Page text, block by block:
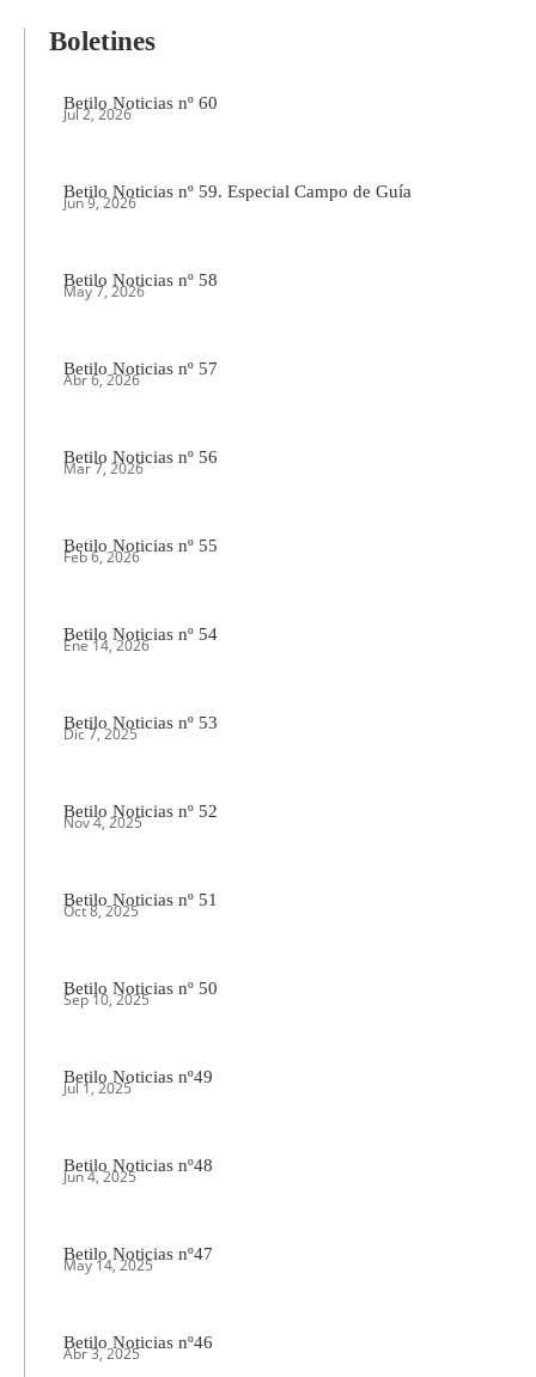
Boletines
Betilo Noticias nº 60
Jul 2, 2026
Betilo Noticias nº 59. Especial Campo de Guía
Jun 9, 2026
Betilo Noticias nº 58
May 7, 2026
Betilo Noticias nº 57
Abr 6, 2026
Betilo Noticias nº 56
Mar 7, 2026
Betilo Noticias nº 55
Feb 6, 2026
Betilo Noticias nº 54
Ene 14, 2026
Betilo Noticias nº 53
Dic 7, 2025
Betilo Noticias nº 52
Nov 4, 2025
Betilo Noticias nº 51
Oct 8, 2025
Betilo Noticias nº 50
Sep 10, 2025
Betilo Noticias nº49
Jul 1, 2025
Betilo Noticias nº48
Jun 4, 2025
Betilo Noticias nº47
May 14, 2025
Betilo Noticias nº46
Abr 3, 2025